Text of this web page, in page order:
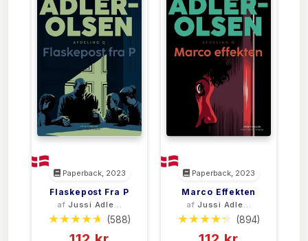
Paperback, 2023
Flaskepost Fra P
afJussi Adler-
Olsen
(588)
Paperback, 2023
Marco Effekten
afJussi Adler-
Olsen
(894)